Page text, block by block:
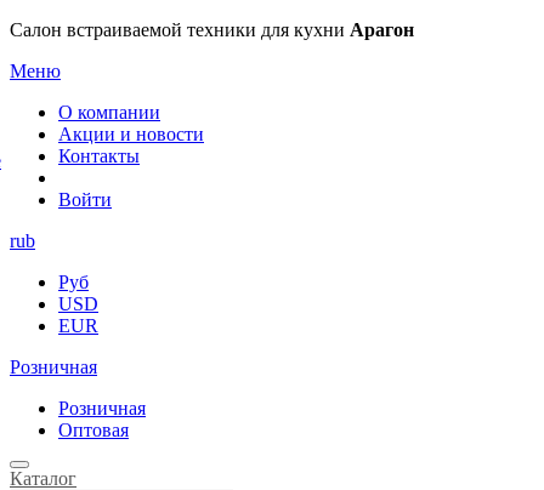
Салон встраиваемой техники для кухни Арагон
Меню
О компании
Акции и новости
Контакты
Войти
rub
Руб
USD
EUR
Розничная
Розничная
Оптовая
Каталог